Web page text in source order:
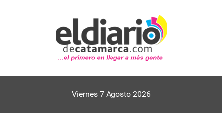
Viernes 7 Agosto 2026